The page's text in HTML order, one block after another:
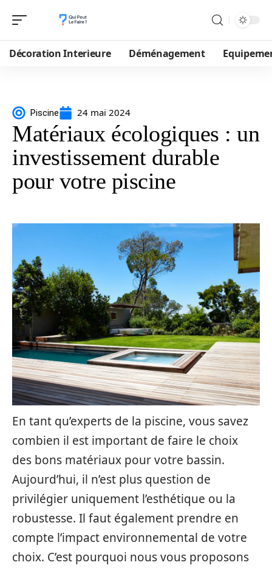
Décoration Interieure Déménagement
Piscine 24 mai 2024
Matériaux écologiques : un
investissement durable
pour votre piscine
En tant qu’experts de la piscine, vous savez
combien il est important de faire le choix
des bons matériaux pour votre bassin.
Aujourd’hui, il n’est plus question de
privilégier uniquement l’esthétique ou la
robustesse. Il faut également prendre en
compte l’impact environnemental de votre
choix. C’est pourquoi nous vous proposons